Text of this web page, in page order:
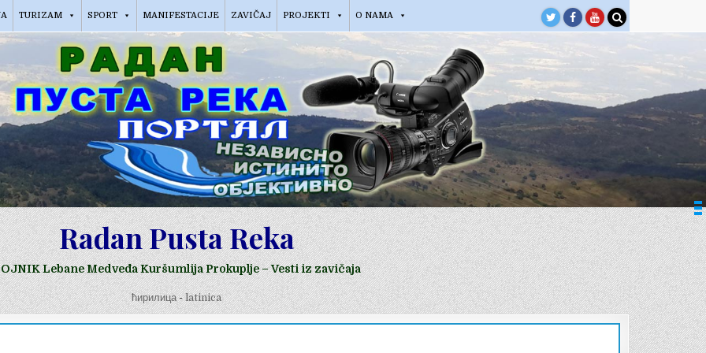
TURIZAM SPORT MANIFESTACIJE ZAVIČAJ PROJEKTI O NAMA
Radan Pusta Reka
Lebane Medveđa Kuršumlija Prokuplje – Vesti iz zavičaja
ћирилица-latinica
ponuda Bojnika